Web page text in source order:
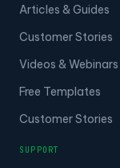
Articles & Guides
Customer Stories
Videos & Webinars
Free Templates
Customer Stories
SUPPORT